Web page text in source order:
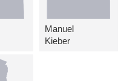
Manuel
Kieber